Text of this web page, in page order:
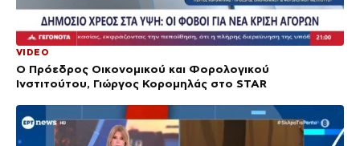
VIDEO
Ο Πρόεδρος Οικονομικού και Φορολογικού
Ινστιτούτου, Γιώργος Κορομηλάς στο STAR